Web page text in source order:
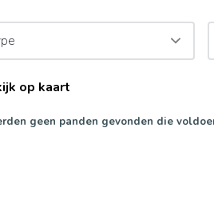
op kaart
geen panden gevonden die